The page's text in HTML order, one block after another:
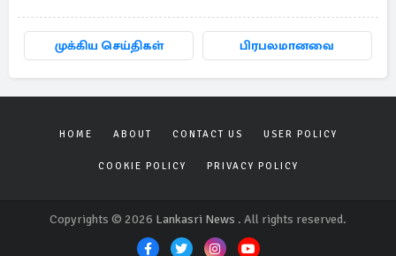
முக்கிய செய்திகள் பிரபலமானவை
HOME ABOUT CONTACT US USER POLICY
COOKIE POLICY PRIVACY POLICY
Copyrights © 2026 Lankasri News . All rights reserved.